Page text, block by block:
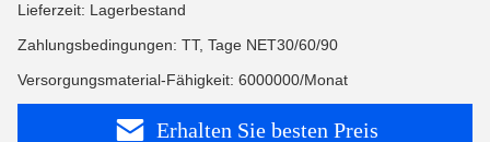
Lieferzeit: Lagerbestand
Zahlungsbedingungen: TT, Tage NET30/60/90
Versorgungsmaterial-Fähigkeit: 6000000/Monat
Erhalten Sie besten Preis